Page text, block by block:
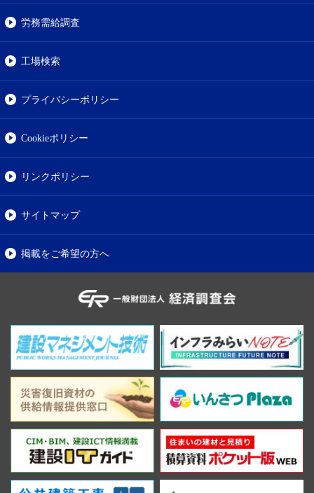
労務需給調査
工場検索
プライバシーポリシー
Cookieポリシー
リンクポリシー
サイトマップ
掲載をご希望の方へ